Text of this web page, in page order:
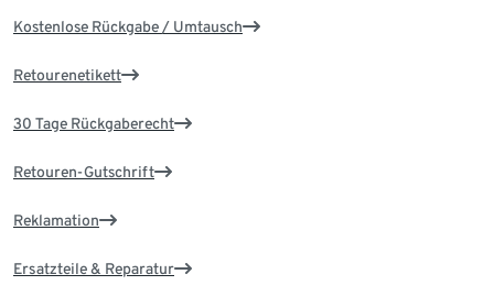
Kostenlose Rückgabe / Umtausch
Retourenetikett
30 Tage Rückgaberecht
Retouren-Gutschrift
Reklamation
Ersatzteile & Reparatur